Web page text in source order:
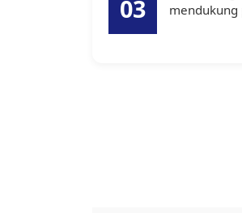
03
mendukung